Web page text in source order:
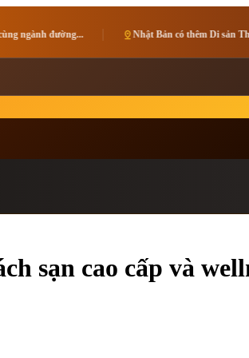
pin_dropNhật Bản có thêm Di sản Thế giới của... pin_dropĐồng
sạn cao cấp và